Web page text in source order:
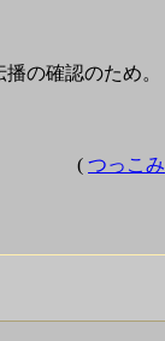
の確認のため。
( つっこみ